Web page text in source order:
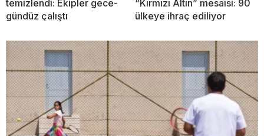
temizlendi: Ekipler gece-
gündüz çalıştı
“Kırmızı Altın” mesaisi: 90
ülkeye ihraç ediliyor